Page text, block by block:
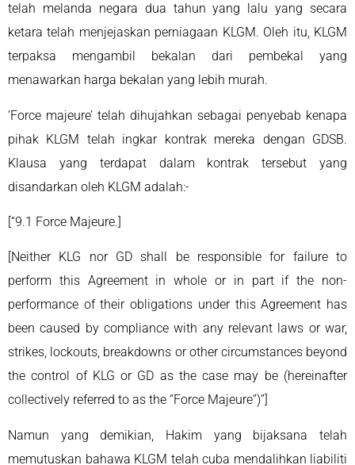
telah melanda negara dua tahun yang lalu yang secara
ketara telah menjejaskan perniagaan KLGM. Oleh itu, KLGM
terpaksa mengambil bekalan dari pembekal yang
menawarkan harga bekalan yang lebih murah.
‘Force majeure’ telah dihujahkan sebagai penyebab kenapa
pihak KLGM telah ingkar kontrak mereka dengan GDSB.
Klausa yang terdapat dalam kontrak tersebut yang
disandarkan oleh KLGM adalah:-
[“9.1 Force Majeure.]
[Neither KLG nor GD shall be responsible for failure to
perform this Agreement in whole or in part if the non-
performance of their obligations under this Agreement has
been caused by compliance with any relevant laws or war,
strikes, lockouts, breakdowns or other circumstances beyond
the control of KLG or GD as the case may be (hereinafter
collectively referred to as the “Force Majeure”)”]
Namun yang demikian, Hakim yang bijaksana telah
memutuskan bahawa KLGM telah cuba mendalihkan liabiliti